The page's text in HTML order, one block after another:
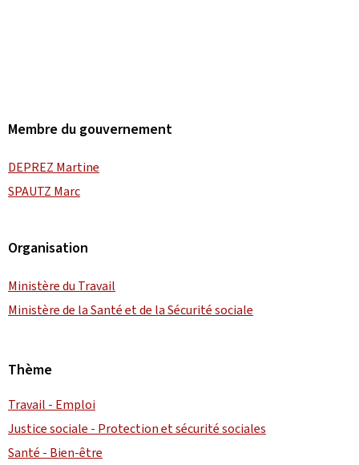
Membre du gouvernement
DEPREZ Martine
SPAUTZ Marc
Organisation
Ministère du Travail
Ministère de la Santé et de la Sécurité sociale
Thème
Travail - Emploi
Justice sociale - Protection et sécurité sociales
Santé - Bien-être